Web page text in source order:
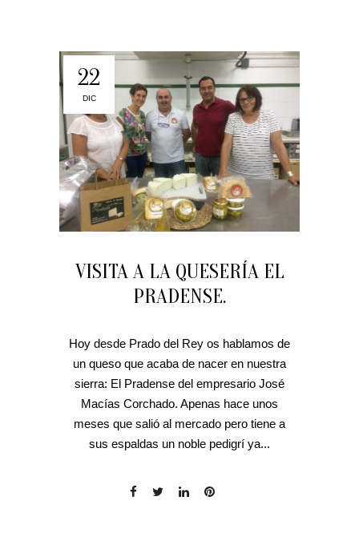
22
DIC
VISITA A LA QUESERÍA EL
PRADENSE.
Hoy desde Prado del Rey os hablamos de
un queso que acaba de nacer en nuestra
sierra: El Pradense del empresario José
Macías Corchado. Apenas hace unos
meses que salió al mercado pero tiene a
sus espaldas un noble pedigrí ya...